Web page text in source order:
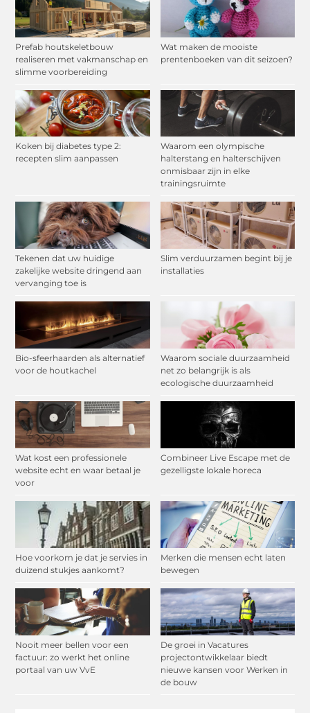
Prefab houtskeletbouw
realiseren met vakmanschap en
slimme voorbereiding
Wat maken de mooiste
prentenboeken van dit seizoen?
Koken bij diabetes type 2:
recepten slim aanpassen
Waarom een olympische
halterstang en halterschijven
onmisbaar zijn in elke
trainingsruimte
Tekenen dat uw huidige
zakelijke website dringend aan
vervanging toe is
Slim verduurzamen begint bij je
installaties
Bio-sfeerhaarden als alternatief
voor de houtkachel
Waarom sociale duurzaamheid
net zo belangrijk is als
ecologische duurzaamheid
Wat kost een professionele
website echt en waar betaal je
voor
Combineer Live Escape met de
gezelligste lokale horeca
Hoe voorkom je dat je servies in
duizend stukjes aankomt?
Merken die mensen echt laten
bewegen
Nooit meer bellen voor een
factuur: zo werkt het online
portaal van uw VvE
De groei in Vacatures
projectontwikkelaar biedt
nieuwe kansen voor Werken in
de bouw